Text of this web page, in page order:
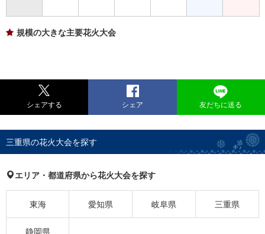
規模の大きな主要花火大会
シェアする シェア 友だちに送る
三重県の花火大会を探す
エリア・都道府県から花火大会を探す
東海 愛知県 岐阜県 三重県
静岡県